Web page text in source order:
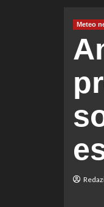
Meteo